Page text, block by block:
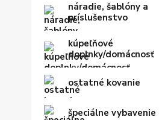
náradie, šablóny a
príslušenstvo
kúpeľňové
doplnky/domácnosť
ostatné kovanie
špeciálne vybavenie